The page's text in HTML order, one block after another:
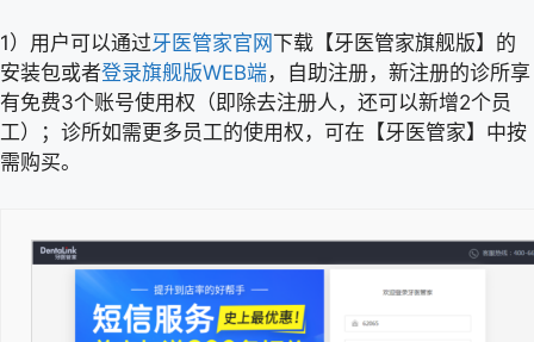
1）用户可以通过牙医管家官网 下载【牙医管家旗舰版】的
安装包或者登录旗舰版WEB端，自助注册，新注册的诊所享
有免费3个账号使用权（即除去注册人，还可以新增2个员
工）；诊所如需更多员工的使用权，可在【牙医管家】中按
需购买。